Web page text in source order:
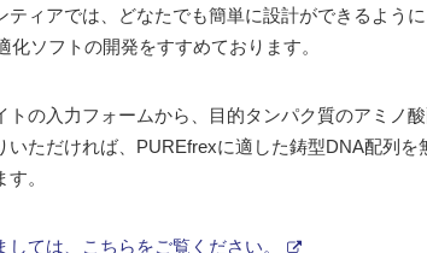
ティアでは、どなたでも簡単に設計ができるよう
化ソフトの開発をすすめております。
トの入力フォームから、目的タンパク質のアミノ酸
いただければ、PUREfrexに適した鋳型DNA配列を
。
しては、こちらをご覧ください。